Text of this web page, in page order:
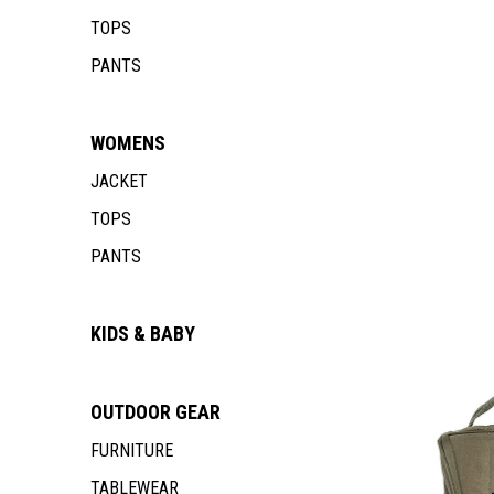
TOPS
PANTS
WOMENS
JACKET
TOPS
PANTS
KIDS & BABY
OUTDOOR GEAR
FURNITURE
TABLEWEAR